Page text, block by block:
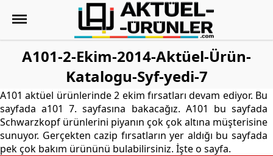
A101-2-Ekim-2014-Aktüel-Ürün-
Katalogu-Syf-yedi-7
A101 aktüel ürünlerinde 2 ekim fırsatları devam ediyor. Bu
sayfada a101 7. sayfasına bakacağız. A101 bu sayfada
Schwarzkopf ürünlerini piyanın çok çok altına müşterisine
sunuyor. Gerçekten cazip fırsatların yer aldığı bu sayfada
pek çok bakım ürününü bulabilirsiniz. İşte o sayfa.